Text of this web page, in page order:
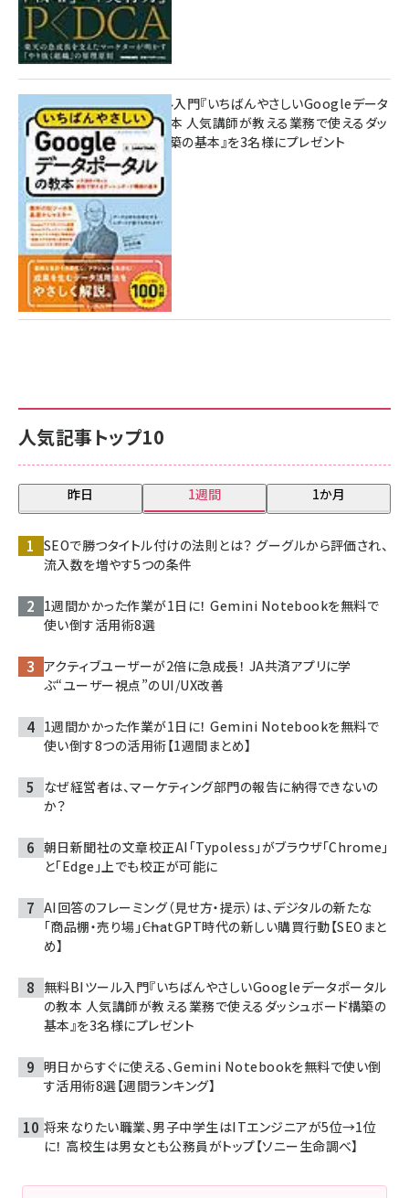
人気記事トップ10
昨日 1週間 1か月
SEOで勝つタイトル付けの法則とは？ グーグルから評価され、
流入数を増やす5つの条件
1週間かかった作業が1日に！ Gemini Notebookを無料で
使い倒す活用術8選
アクティブユーザーが2倍に急成長！ JA共済アプリに学
ぶ“ユーザー視点”のUI/UX改善
1週間かかった作業が1日に！ Gemini Notebookを無料で
使い倒す8つの活用術【1週間まとめ】
なぜ経営者は、マーケティング部門の報告に納得できないの
か？
朝日新聞社の文章校正AI「Typoless」がブラウザ「Chrome」
と「Edge」上でも校正が可能に
AI回答のフレーミング（見せ方・提示）は、デジタルの新たな
「商品棚・売り場」――ChatGPT時代の新しい購買行動【SEOまと
め】
無料BIツール入門『いちばんやさしいGoogleデータポータル
の教本 人気講師が教える業務で使えるダッシュボード構築の
基本』を3名様にプレゼント
明日からすぐに使える、Gemini Notebookを無料で使い倒
す活用術8選【週間ランキング】
将来なりたい職業、男子中学生はITエンジニアが5位→1位
に！ 高校生は男女とも公務員がトップ【ソニー生命調べ】
無料BIツール入門『いちばんやさしいGoogleデータ
ポータルの教本 人気講師が教える業務で使えるダッ
シュボード構築の基本』を3名様にプレゼント
7月31日 10:00